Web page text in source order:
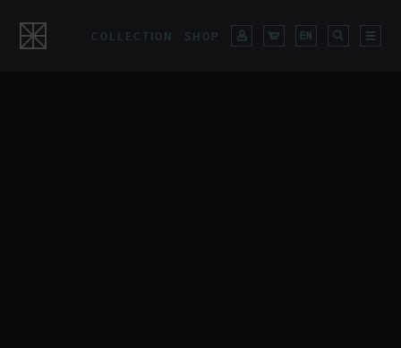
COLLECTION SHOP